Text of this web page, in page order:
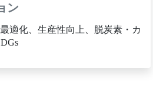
ン
適化、生産性向上、脱炭素・カ